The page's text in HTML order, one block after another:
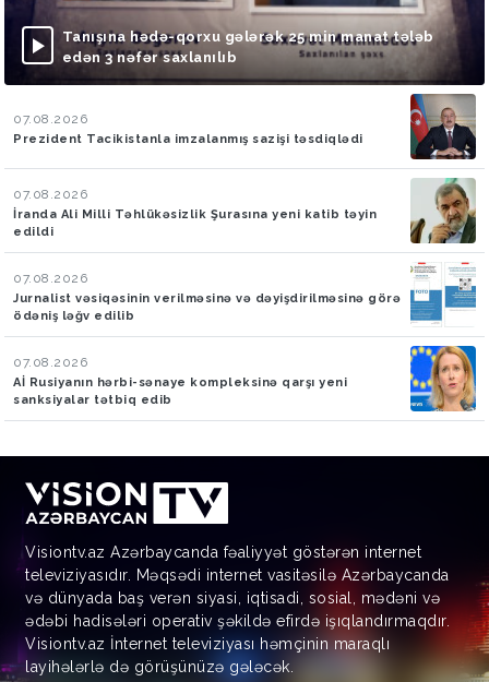
Tanışına hədə-qorxu gələrək 25 min manat tələb
edən 3 nəfər saxlanılıb
07.08.2026
Prezident Tacikistanla imzalanmış sazişi təsdiqlədi
07.08.2026
İranda Ali Milli Təhlükəsizlik Şurasına yeni katib təyin
edildi
07.08.2026
Jurnalist vəsiqəsinin verilməsinə və dəyişdirilməsinə görə
ödəniş ləğv edilib
07.08.2026
Aİ Rusiyanın hərbi-sənaye kompleksinə qarşı yeni
sanksiyalar tətbiq edib
Visiontv.az Azərbaycanda fəaliyyət göstərən internet
televiziyasıdır. Məqsədi internet vasitəsilə Azərbaycanda
və dünyada baş verən siyasi, iqtisadi, sosial, mədəni və
ədəbi hadisələri operativ şəkildə efirdə işıqlandırmaqdır.
Visiontv.az İnternet televiziyası həmçinin maraqlı
layihələrlə də görüşünüzə gələcək.